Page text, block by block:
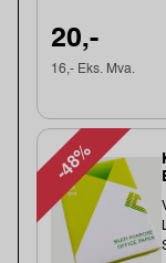
20,-
16,- Eks. Mva.
-48%